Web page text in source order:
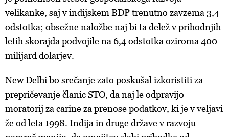
velikanke, saj v indijskem BDP trenutno zavzema 3,4
odstotka; obsežne naložbe naj bi ta delež v prihodnjih
letih skorajda podvojile na 6,4 odstotka oziroma 400
milijard dolarjev.
New Delhi bo srečanje zato poskušal izkoristiti za
prepričevanje članic STO, da naj le odpravijo
moratorij za carine za prenose podatkov, ki je v veljavi
že od leta 1998. Indija in druge države v razvoju